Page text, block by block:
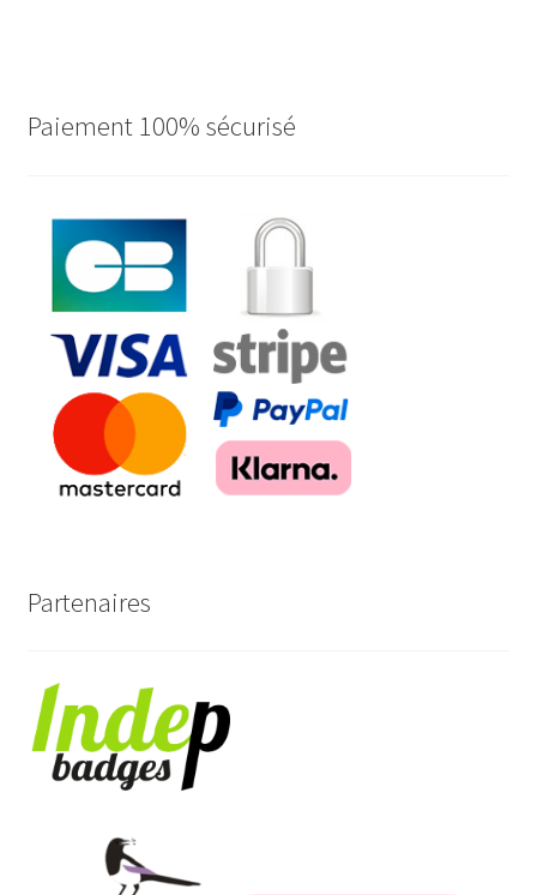
Paiement 100% sécurisé
Partenaires